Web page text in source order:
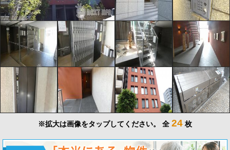
※拡大は画像をタップしてください。 全 24 枚